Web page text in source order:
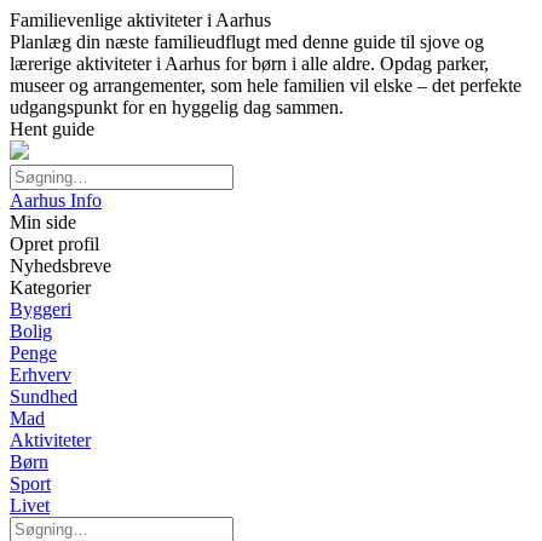
Familievenlige aktiviteter i Aarhus
Planlæg din næste familieudflugt med denne guide til sjove og
lærerige aktiviteter i Aarhus for børn i alle aldre. Opdag parker,
museer og arrangementer, som hele familien vil elske – det perfekte
udgangspunkt for en hyggelig dag sammen.
Hent guide
Aarhus Info
Min side
Opret profil
Nyhedsbreve
Kategorier
Byggeri
Bolig
Penge
Erhverv
Sundhed
Mad
Aktiviteter
Børn
Sport
Livet